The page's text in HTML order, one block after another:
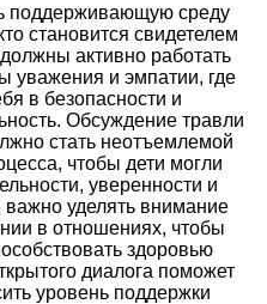
поддерживающую среду
становится свидетелем
активно работать
уважения и эмпатии, где
в безопасности и
Обсуждение травли
стать неотъемлемой
чтобы дети могли
уверенности и
важно уделять внимание
в отношениях, чтобы
здоровью
диалога поможет
уровень поддержки